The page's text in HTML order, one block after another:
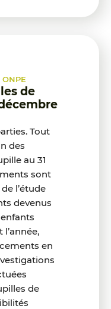
de
Tout
des
au 31
sont
l’étude
devenus
en
de